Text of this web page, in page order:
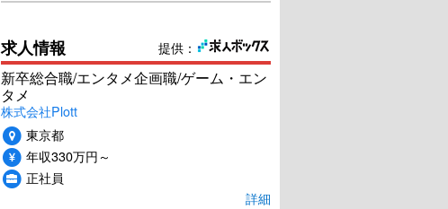
提供：
求人情報
新卒総合職/エンタメ企画職/ゲーム・エン
タメ
株式会社Plott
東京都
年収330万円～
正社員
詳細